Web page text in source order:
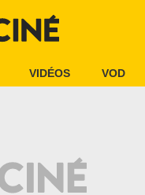
VIDÉOS VOD